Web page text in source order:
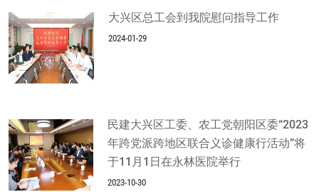
大兴区总工会到我院慰问指导工作
2024-01-29
民建大兴区工委、农工党朝阳区委“2023
年跨党派跨地区联合义诊健康行活动”将
于11月1日在永林医院举行
2023-10-30